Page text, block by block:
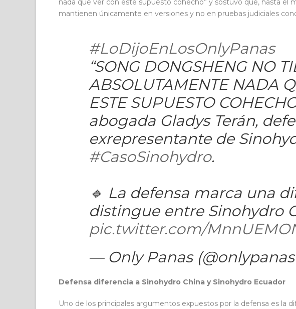
nada que ver con este supuesto cohecho” y sostuvo que, hasta el
mantienen únicamente en versiones y no en pruebas judiciales
#LoDijoEnLosOnlyPanas
“SONG DONGSHENG NO
ABSOLUTAMENTE NADA
ESTE SUPUESTO
abogada Gladys Terán,
exrepresentante de
#CasoSinohydro.
🔹 La defensa marca una
distingue entre Sinohydro
pic.twitter.com/
— Only Panas
Defensa diferencia a Sinohydro China y Sinohydro Ecuador
Uno de los principales argumentos expuestos por la defensa es la